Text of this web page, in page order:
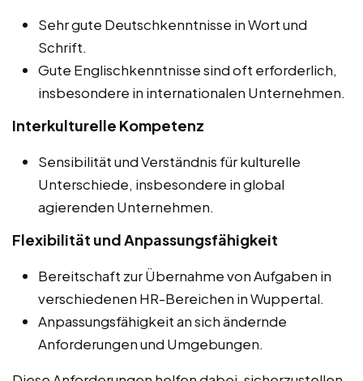
Sehr gute Deutschkenntnisse in Wort und
Schrift.
Gute Englischkenntnisse sind oft erforderlich,
insbesondere in internationalen Unternehmen.
Interkulturelle Kompetenz
Sensibilität und Verständnis für kulturelle
Unterschiede, insbesondere in global
agierenden Unternehmen.
Flexibilität und Anpassungsfähigkeit
Bereitschaft zur Übernahme von Aufgaben in
verschiedenen HR-Bereichen in Wuppertal.
Anpassungsfähigkeit an sich ändernde
Anforderungen und Umgebungen.